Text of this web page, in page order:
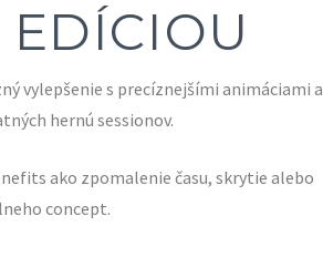
vylepšenie s precíznejšími animáciami a
hernú sessionov.
ako zpomalenie času, skrytie alebo
concept.